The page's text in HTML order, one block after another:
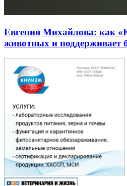
Евгения Михайлова: как
животных и поддерживает